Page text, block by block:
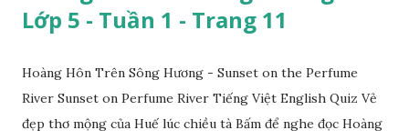
Lớp 5 - Tuần 1 - Trang 11
Hoàng Hôn Trên Sông Hương - Sunset on the Perfume
River Sunset on Perfume River Tiếng Việt English Quiz Vẻ
đẹp thơ mộng của Huế lúc chiều tà Bấm để nghe đọc Hoàng